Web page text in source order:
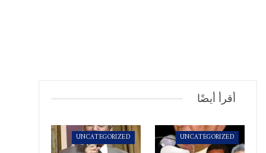
أقرأ أيضًا
UNCATEGORIZED
UNCATEGORIZED